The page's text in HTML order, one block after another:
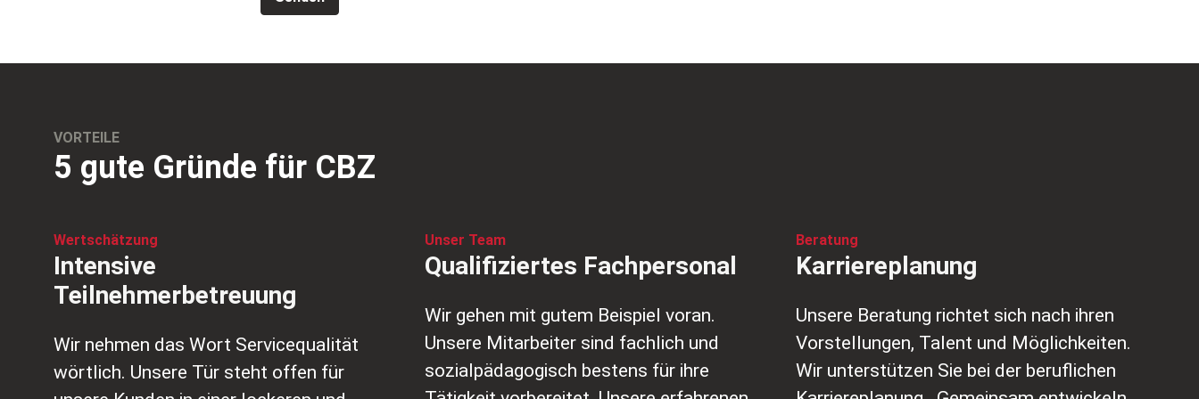
VORTEILE
5 gute Gründe für CBZ
Wertschätzung
Intensive
Teilnehmerbetreuung
Wir nehmen das Wort Servicequalität
wörtlich. Unsere Tür steht offen für
Unser Team
Qualifiziertes Fachpersonal
Wir gehen mit gutem Beispiel voran.
Unsere Mitarbeiter sind fachlich und
sozialpädagogisch bestens für ihre
Beratung
Karriereplanung
Unsere Beratung richtet sich nach ihren
Vorstellungen, Talent und Möglichkeiten.
Wir unterstützen Sie bei der beruflichen